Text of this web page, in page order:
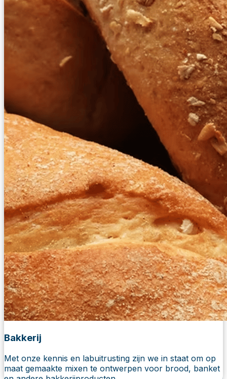
Bakkerij
Met onze kennis en labuitrusting zijn we in staat om op
maat gemaakte mixen te ontwerpen voor brood, banket